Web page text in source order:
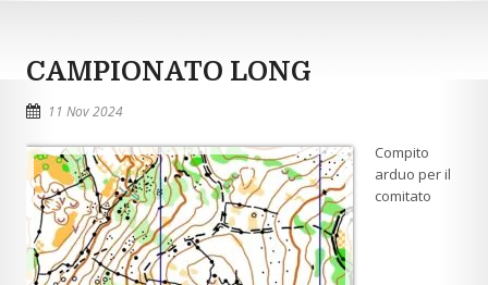
CAMPIONATO LONG
11 Nov 2024
Compito
arduo per il
comitato